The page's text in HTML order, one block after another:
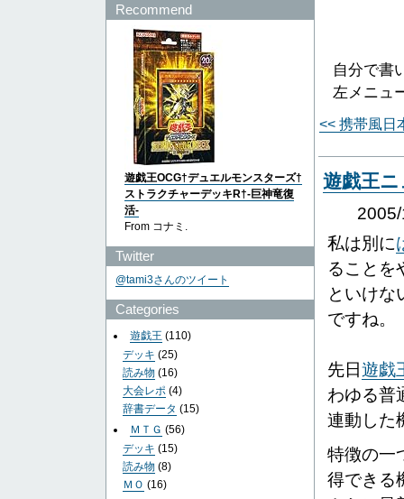
自分で書
左メニュ
<< 携帯風日
遊戯王
私は別に
ることを
といけな
ですね。
先日遊戯
わゆる普
連動した
特徴の一
得できる
Recommend
遊戯王OCG†デュエルモンスターズ†
ストラクチャーデッキR†-巨神竜復
活-
From コナミ.
Twitter
@tami3さんのツイート
Categories
遊戯王 (110)
デッキ (25)
読み物 (16)
大会レポ (4)
辞書データ (15)
ＭＴＧ (56)
デッキ (15)
読み物 (8)
ＭＯ (16)